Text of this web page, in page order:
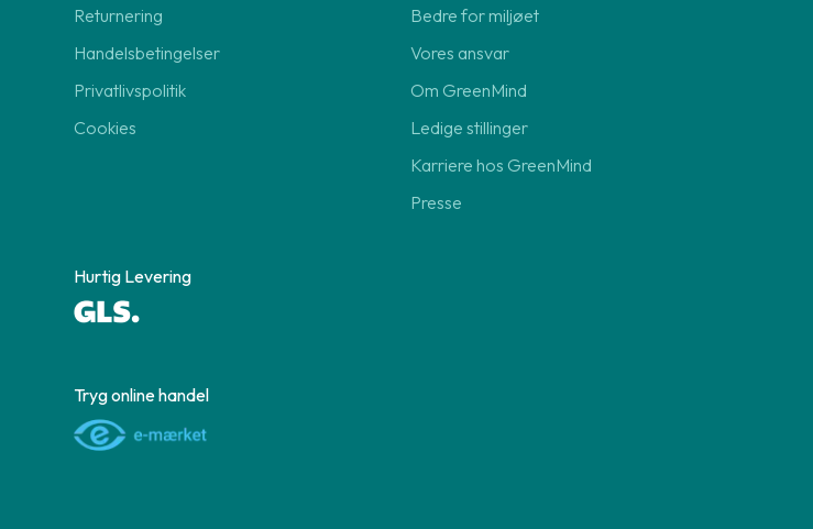
Returnering
Handelsbetingelser
Privatlivspolitik
Cookies
Bedre for miljøet
Vores ansvar
Om GreenMind
Ledige stillinger
Karriere hos GreenMind
Presse
Hurtig Levering
Tryg online handel